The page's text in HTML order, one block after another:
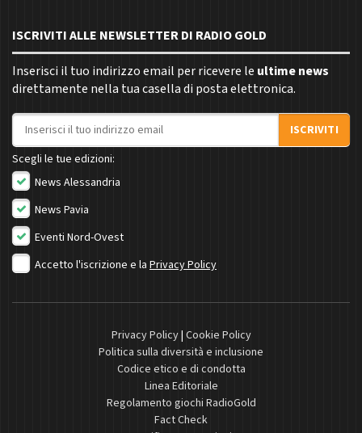
ISCRIVITI ALLE NEWSLETTER DI RADIO GOLD
Inserisci il tuo indirizzo email per ricevere le ultime news
direttamente nella tua casella di posta elettronica.
Indirizzo email
ISCRIVITI
Scegli le tue edizioni:
News Alessandria
News Pavia
Eventi Nord-Ovest
Accetto l'iscrizione e la Privacy Policy
Privacy Policy| Cookie Policy
Politica sulla diversità e inclusione
Codice etico e di condotta
Linea Editoriale
Regolamento giochi RadioGold
Fact Check